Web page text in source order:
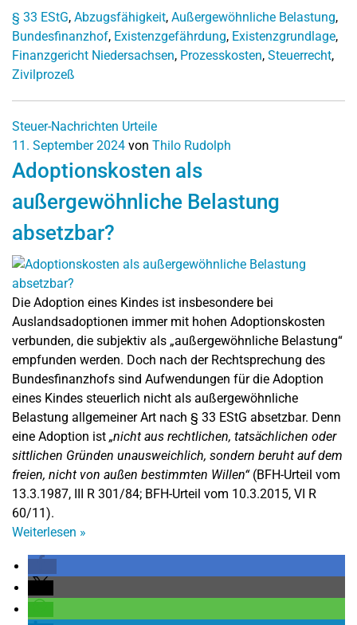
§ 33 EStG, Abzugsfähigkeit, Außergewöhnliche Belastung,
Bundesfinanzhof, Existenzgefährdung, Existenzgrundlage,
Finanzgericht Niedersachsen, Prozesskosten, Steuerrecht,
Zivilprozeß
Steuer-Nachrichten Urteile
11. September 2024 von Thilo Rudolph
Adoptionskosten als
außergewöhnliche Belastung
absetzbar?
Die Adoption eines Kindes ist insbesondere bei
Auslandsadoptionen immer mit hohen Adoptionskosten
verbunden, die subjektiv als „außergewöhnliche Belastung“
empfunden werden. Doch nach der Rechtsprechung des
Bundesfinanzhofs sind Aufwendungen für die Adoption
eines Kindes steuerlich nicht als außergewöhnliche
Belastung allgemeiner Art nach § 33 EStG absetzbar. Denn
eine Adoption ist „nicht aus rechtlichen, tatsächlichen oder
sittlichen Gründen unausweichlich, sondern beruht auf dem
freien, nicht von außen bestimmten Willen“ (BFH-Urteil vom
13.3.1987, III R 301/84; BFH-Urteil vom 10.3.2015, VI R
60/11).
Weiterlesen »